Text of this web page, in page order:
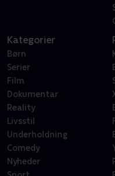
Kategorier
Børn
Serier
Film
Dokumentar
Reality
Livsstil
Underholdning
Comedy
Nyheder